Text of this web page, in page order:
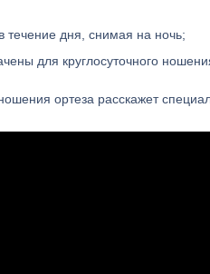
течение дня, снимая на ночь;
для круглосуточного
ортеза расскажет